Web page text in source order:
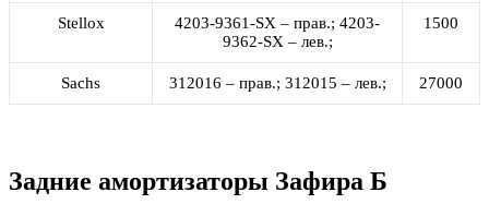
Stellox
4203-9361-SX – прав.; 4203-
9362-SX – лев.;
1500
Sachs 312016 – прав.; 312015 – лев.; 27000
Задние амортизаторы Зафира Б